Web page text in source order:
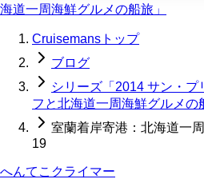
海道一周海鮮グルメの船旅」
Cruisemansトップ
ブログ
シリーズ「2014 サン・プ
フと北海道一周海鮮グルメの
室蘭着岸寄港：北海道一
19
へんてこクライマー